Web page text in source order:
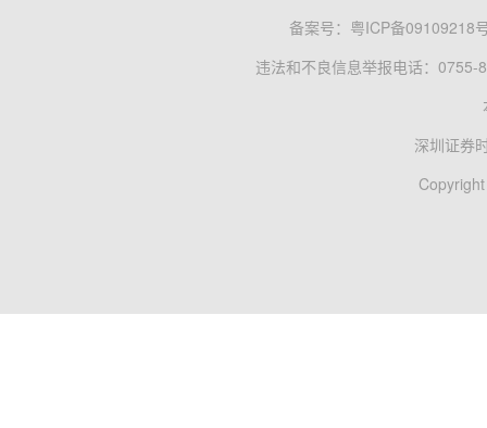
备案号： 粤ICP备09109218
违法和不良信息举报电话：0755-
深圳证券